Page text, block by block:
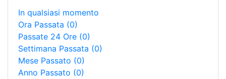
In qualsiasi momento
Ora Passata (0)
Passate 24 Ore (0)
Settimana Passata (0)
Mese Passato (0)
Anno Passato (0)